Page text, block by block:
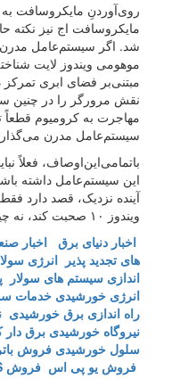
روی‌آوردنِ مایکروسافت
مایکروسافت اج نیز نکته
شد. اگر سیستم‌عامل مدرن
موهومی ویندوز لایت
مبتنی‌بر فضای ابری تمرکز
نقش مرورگر را در چنین
مهاجرت به کرومیوم
سیستم‌عامل مدرن
با‌تمامی‌این‌اوصاف، فعلاً
این سیستم‌عامل داشته
آینده نزدیک، قصد دارد
ویندوز ۱۰ صحبت کند، نه چیز دیگر.
اخبار دنیای برق اخبار
های تجدید پذیر
انرژی
اندازی سیستم های سولار
انرژی خورشیدی خدمات
راه اندازی برق خورشیدی
نیروگاه خورشیدی برق دار
سلول خورشیدی فروش
فروش یو پی اس فروش UPS